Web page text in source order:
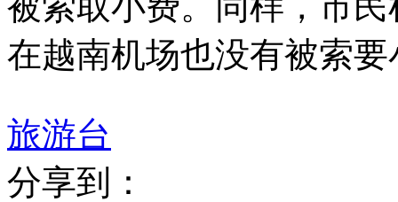
在越南机场也没有被索要
旅游台
分享到：